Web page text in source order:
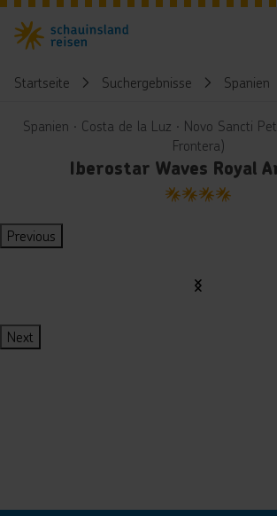
Startseite Suchergebnisse Spanien
Spanien ∙ Costa de la Luz ∙ Novo Sancti
Frontera)
Iberostar Waves Royal
4
Previous
Next